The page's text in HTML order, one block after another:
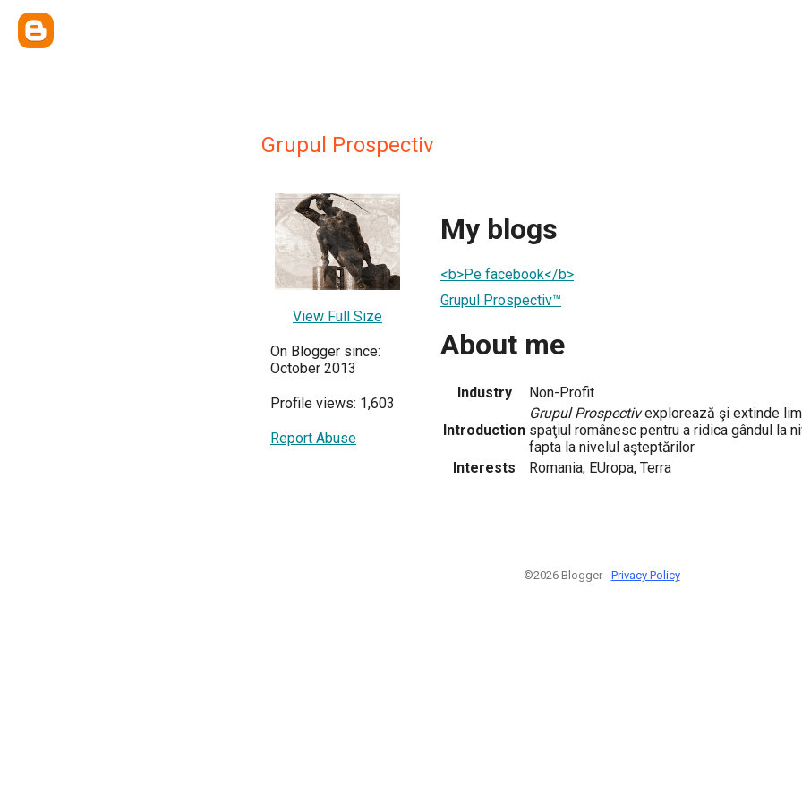
Grupul Prospectiv
View Full Size
On Blogger since:
October 2013
Profile views: 1,603
Report Abuse
My blogs
<b>Pe facebook</b>
Grupul Prospectiv™
About me
Industry Non-Profit
Introduction
Grupul Prospectivexplorează şi extinde
spaţiul românesc pentru a ridica gândul la
fapta la nivelul aşteptărilor
Interests
Romania, EUropa, Terra
©2026 Blogger - Privacy Policy